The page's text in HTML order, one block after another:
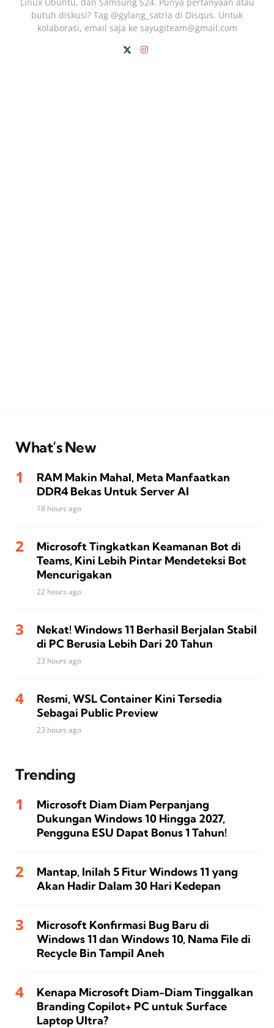
butuh diskusi? Tag @gylang_satria di Disqus. Untuk
kolaborasi, email saja ke sayugiteam@gmail.com
What’s New
RAM Makin Mahal, Meta Manfaatkan
DDR4 Bekas Untuk Server AI
18 hours ago
Microsoft Tingkatkan Keamanan Bot di
Teams, Kini Lebih Pintar Mendeteksi Bot
Mencurigakan
22 hours ago
Nekat! Windows 11 Berhasil Berjalan Stabil
di PC Berusia Lebih Dari 20 Tahun
23 hours ago
Resmi, WSL Container Kini Tersedia
Sebagai Public Preview
23 hours ago
Trending
Microsoft Diam Diam Perpanjang
Dukungan Windows 10 Hingga 2027,
Pengguna ESU Dapat Bonus 1 Tahun!
Mantap, Inilah 5 Fitur Windows 11 yang
Akan Hadir Dalam 30 Hari Kedepan
Microsoft Konfirmasi Bug Baru di
Windows 11 dan Windows 10, Nama File di
Recycle Bin Tampil Aneh
Kenapa Microsoft Diam-Diam Tinggalkan
Branding Copilot+ PC untuk Surface
Laptop Ultra?